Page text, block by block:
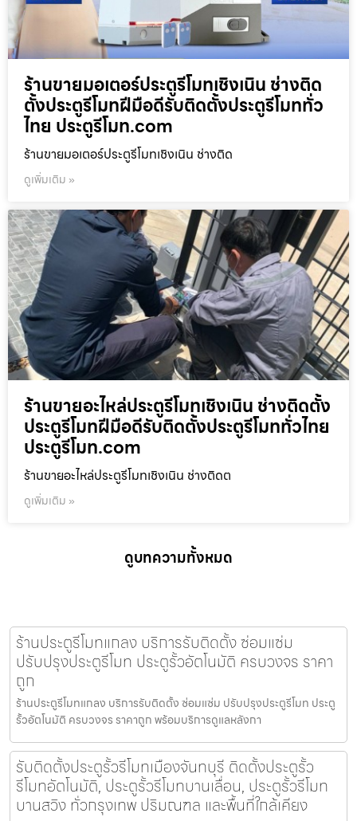
ร้านขายมอเตอร์ประตูรีโมทเชิงเนิน ช่างติด
ตั้งประตูรีโมทฝีมือดีรับติดตั้งประตูรีโมททั่ว
ไทย ประตูรีโมท.com
ร้านขายมอเตอร์ประตูรีโมทเชิงเนิน ช่างติด
ดูเพิ่มเติม »
ร้านขายอะไหล่ประตูรีโมทเชิงเนิน ช่างติดตั้ง
ประตูรีโมทฝีมือดีรับติดตั้งประตูรีโมททั่วไทย
ประตูรีโมท.com
ร้านขายอะไหล่ประตูรีโมทเชิงเนิน ช่างติดต
ดูเพิ่มเติม »
ดูบทความทั้งหมด
ร้านประตูรีโมทแกลง บริการรับติดตั้ง ซ่อมแซ่ม
ปรับปรุงประตูรีโมท ประตูรั้วอัตโนมัติ ครบวงจร ราคา
ถูก
ร้านประตูรีโมทแกลง บริการรับติดตั้ง ซ่อมแซ่ม ปรับปรุงประตูรีโมท ประตู
รั้วอัตโนมัติ ครบวงจร ราคาถูก พร้อมบริการดูแลหลังกา
รับติดตั้งประตูรั้วรีโมทเมืองจันทบุรี ติดตั้งประตูรั้ว
รีโมทอัตโนมัติ, ประตูรั้วรีโมทบานเลื่อน, ประตูรั้วรีโมท
บานสวิง ทั่วกรุงเทพ ปริมณฑล และพื้นที่ใกล้เคียง